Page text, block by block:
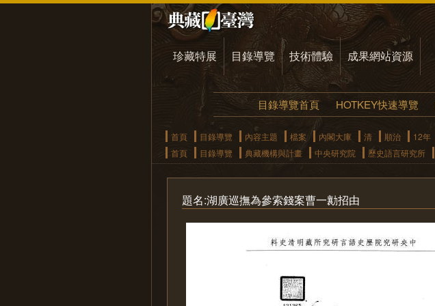
珍藏特展 目錄導覽 技術體驗 成果網站資源
目錄導覽首頁 HOTKEY快速導覽
首頁 目錄導覽 內容主題 檔案 內閣大庫 清 順治 12年
首頁
目錄導覽 典藏機構與計畫 中央研究院 歷史語言研究所
題名:湖廣巡撫為參索錢案曹一勷招由